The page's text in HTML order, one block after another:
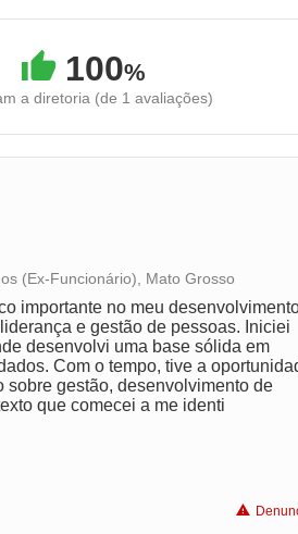
100%
a diretoria (de 1 avaliações)
com a vida familiar
a diretoria
(Ex-Funcionário), Mato Grosso
importante no meu
e gestão de pessoas. Iniciei
desenvolvi uma base sólida em
Com o tempo, tive a
gestão, desenvolvimento de
que comecei a me identi